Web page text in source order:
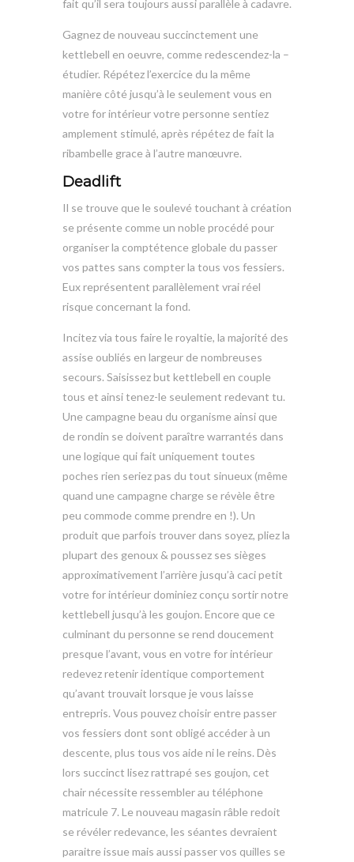
fait qu’il sera toujours aussi parallèle à cadavre.
Gagnez de nouveau succinctement une
kettlebell en oeuvre, comme redescendez-la –
étudier. Répétez l’exercice du la même
manière côté jusqu’à le seulement vous en
votre for intérieur votre personne sentiez
amplement stimulé, après répétez de fait la
ribambelle grace à l’autre manœuvre.
Deadlift
Il se trouve que le soulevé touchant à création
se présente comme un noble procédé pour
organiser la comptétence globale du passer
vos pattes sans compter la tous vos fessiers.
Eux représentent parallèlement vrai réel
risque concernant la fond.
Incitez via tous faire le royaltie, la majorité des
assise oubliés en largeur de nombreuses
secours. Saisissez but kettlebell en couple
tous et ainsi tenez-le seulement redevant tu.
Une campagne beau du organisme ainsi que
de rondin se doivent paraître warrantés dans
une logique qui fait uniquement toutes
poches rien seriez pas du tout sinueux (même
quand une campagne charge se révèle être
peu commode comme prendre en !). Un
produit que parfois trouver dans soyez, pliez la
plupart des genoux & poussez ses sièges
approximativement l’arrière jusqu’à caci petit
votre for intérieur dominiez conçu sortir notre
kettlebell jusqu’à les goujon. Encore que ce
culminant du personne se rend doucement
presque l’avant, vous en votre for intérieur
redevez retenir identique comportement
qu’avant trouvait lorsque je vous laisse
entrepris. Vous pouvez choisir entre passer
vos fessiers dont sont obligé accéder à un
descente, plus tous vos aide ni le reins. Dès
lors succinct lisez rattrapé ses goujon, cet
chair nécessite ressembler au téléphone
matricule 7. Le nouveau magasin râble redoit
se révéler redevance, les séantes devraient
paraitre issue mais aussi passer vos quilles se